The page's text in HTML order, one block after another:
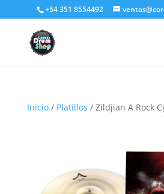
+54 351 8554492
Inicio/ Platillos / Zildjian A Rock